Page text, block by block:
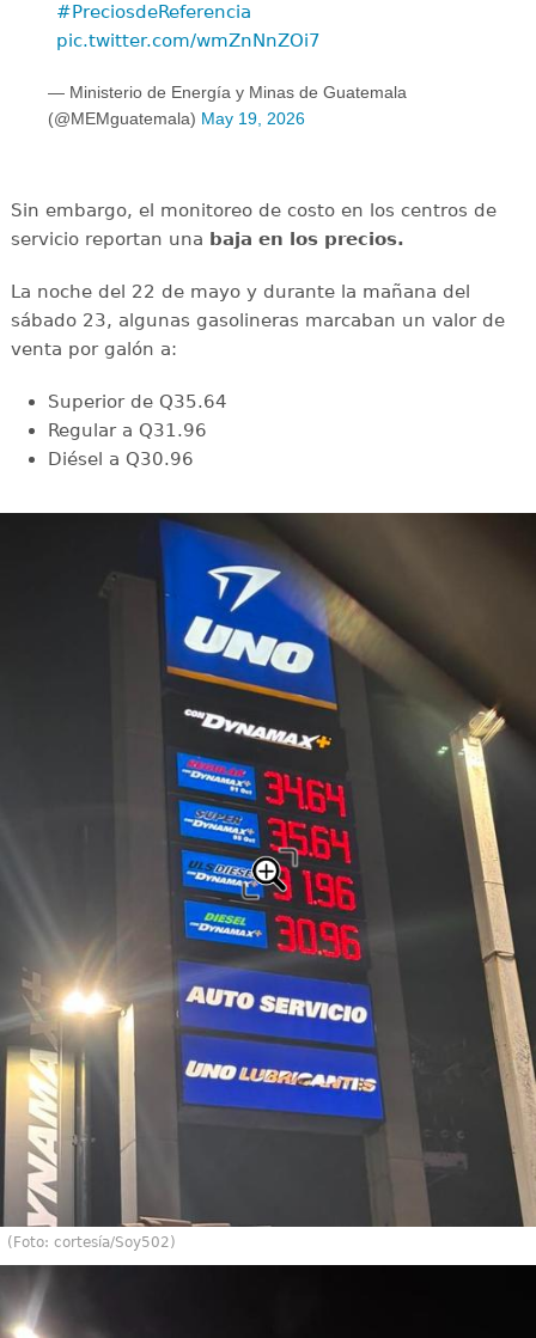
#PreciosdeReferencia
pic.twitter.com/wmZnNnZOi7
— Ministerio de Energía y Minas de Guatemala
(@MEMguatemala) May 19, 2026
Sin embargo, el monitoreo de costo en los centros de
servicio reportan una baja en los precios.
La noche del 22 de mayo y durante la mañana del
sábado 23, algunas gasolineras marcaban un valor de
venta por galón a:
Superior de Q35.64
Regular a Q31.96
Diésel a Q30.96
(Foto: cortesía/Soy502)